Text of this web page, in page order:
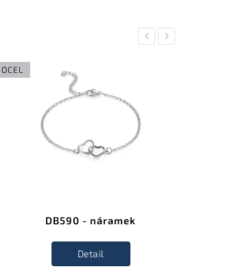
Previous
OCEL
DB590 - náramek
Detail
Next